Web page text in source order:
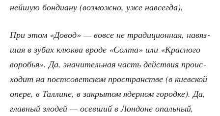
ней­шую бон­ди­а­ну (воз­мож­но, уже навсегда).
При этом «Довод» — вовсе не тра­ди­ци­он­ная, навяз­
шая в зубах клюк­ва вро­де «Сол­та» или «Крас­но­го
воро­бья». Да, зна­чи­тель­ная часть дей­ствия про­ис­
хо­дит на пост­со­вет­ском про­стран­стве (в киев­ской
опе­ре, в Тал­лине, в закры­том ядер­ном город­ке). Да,
глав­ный зло­дей — осев­ший в Лон­доне опаль­ный,